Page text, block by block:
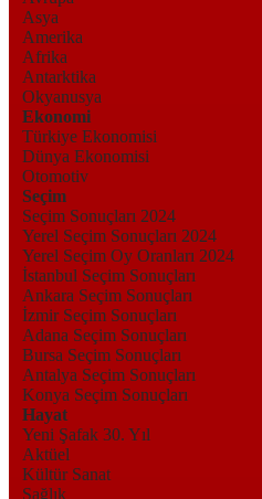
Asya
Amerika
Afrika
Antarktika
Okyanusya
Ekonomi
Türkiye Ekonomisi
Dünya Ekonomisi
Otomotiv
Seçim
Seçim Sonuçları 2024
Yerel Seçim Sonuçları 2024
Yerel Seçim Oy Oranları 2024
İstanbul Seçim Sonuçları
Ankara Seçim Sonuçları
İzmir Seçim Sonuçları
Adana Seçim Sonuçları
Bursa Seçim Sonuçları
Antalya Seçim Sonuçları
Konya Seçim Sonuçları
Hayat
Yeni Şafak 30. Yıl
Aktüel
Kültür Sanat
Sağlık